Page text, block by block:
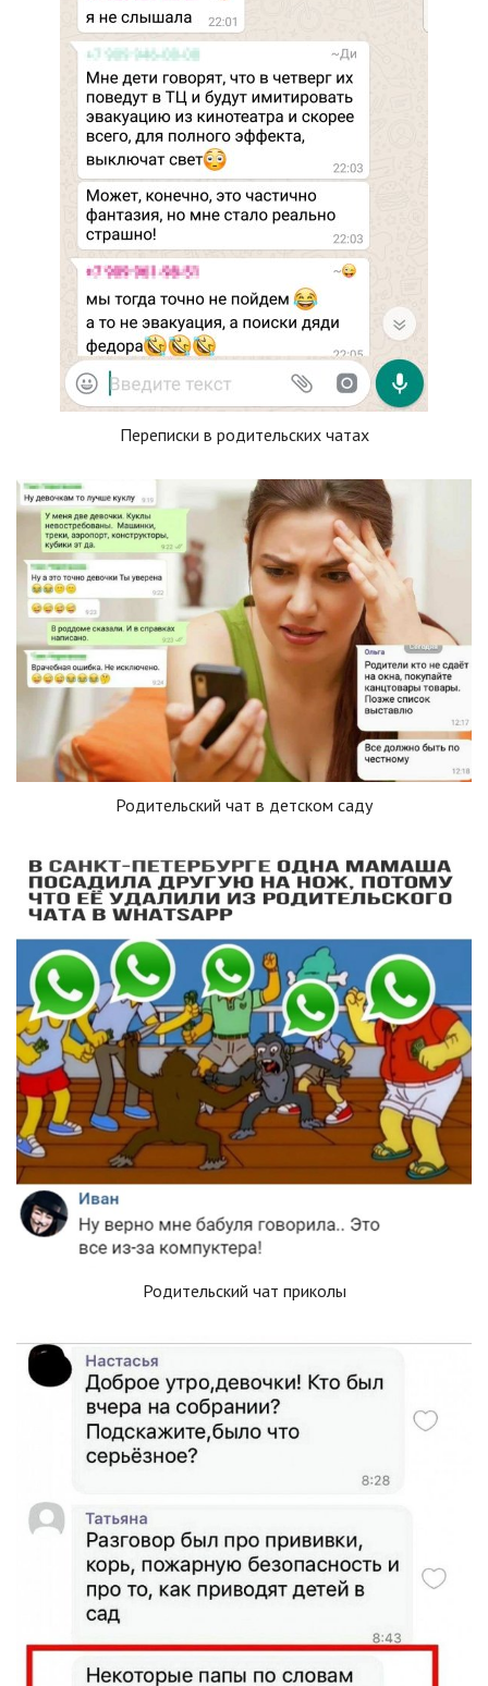
Переписки в родительских чатах
Родительский чат в детском саду
Родительский чат приколы